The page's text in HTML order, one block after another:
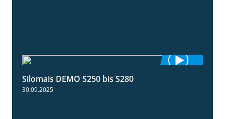
Silomais DEMO S250 bis S280
30.09.2025